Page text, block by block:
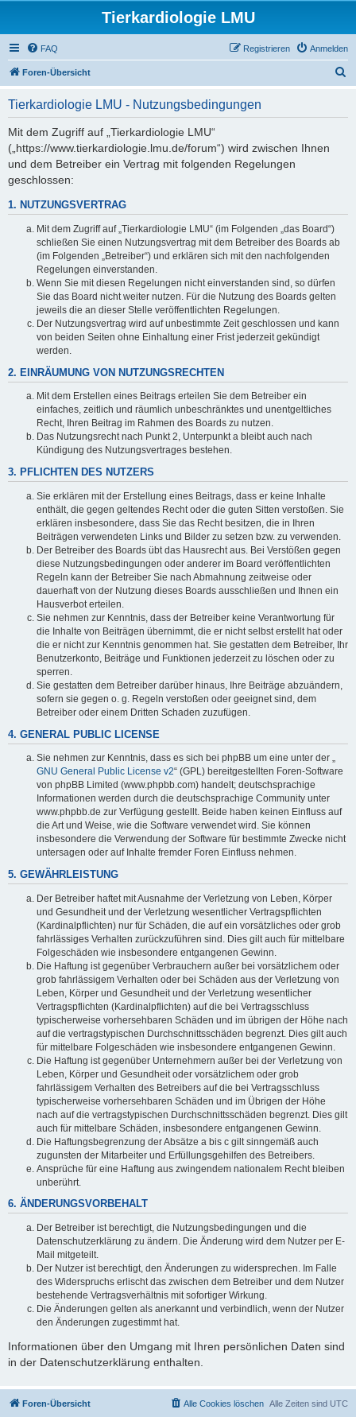
Tierkardiologie LMU
FAQ Anmelden
Registrieren
Foren-Übersicht
Tierkardiologie LMU - Nutzungsbedingungen
Mit dem Zugriff auf „Tierkardiologie LMU“
(„https://www.tierkardiologie.lmu.de/forum“) wird zwischen Ihnen
und dem Betreiber ein Vertrag mit folgenden Regelungen
geschlossen:
1. NUTZUNGSVERTRAG
Mit dem Zugriff auf „Tierkardiologie LMU“ (im Folgenden „das Board“)
schließen Sie einen Nutzungsvertrag mit dem Betreiber des Boards ab
(im Folgenden „Betreiber“) und erklären sich mit den nachfolgenden
Regelungen einverstanden.
Wenn Sie mit diesen Regelungen nicht einverstanden sind, so dürfen
Sie das Board nicht weiter nutzen. Für die Nutzung des Boards gelten
jeweils die an dieser Stelle veröffentlichten Regelungen.
Der Nutzungsvertrag wird auf unbestimmte Zeit geschlossen und kann
von beiden Seiten ohne Einhaltung einer Frist jederzeit gekündigt
werden.
2. EINRÄUMUNG VON NUTZUNGSRECHTEN
Mit dem Erstellen eines Beitrags erteilen Sie dem Betreiber ein
einfaches, zeitlich und räumlich unbeschränktes und unentgeltliches
Recht, Ihren Beitrag im Rahmen des Boards zu nutzen.
Das Nutzungsrecht nach Punkt 2, Unterpunkt a bleibt auch nach
Kündigung des Nutzungsvertrages bestehen.
3. PFLICHTEN DES NUTZERS
Sie erklären mit der Erstellung eines Beitrags, dass er keine Inhalte
enthält, die gegen geltendes Recht oder die guten Sitten verstoßen. Sie
erklären insbesondere, dass Sie das Recht besitzen, die in Ihren
Beiträgen verwendeten Links und Bilder zu setzen bzw. zu verwenden.
Der Betreiber des Boards übt das Hausrecht aus. Bei Verstößen gegen
diese Nutzungsbedingungen oder anderer im Board veröffentlichten
Regeln kann der Betreiber Sie nach Abmahnung zeitweise oder
dauerhaft von der Nutzung dieses Boards ausschließen und Ihnen ein
Hausverbot erteilen.
Sie nehmen zur Kenntnis, dass der Betreiber keine Verantwortung für
die Inhalte von Beiträgen übernimmt, die er nicht selbst erstellt hat oder
die er nicht zur Kenntnis genommen hat. Sie gestatten dem Betreiber, Ihr
Benutzerkonto, Beiträge und Funktionen jederzeit zu löschen oder zu
sperren.
Sie gestatten dem Betreiber darüber hinaus, Ihre Beiträge abzuändern,
sofern sie gegen o. g. Regeln verstoßen oder geeignet sind, dem
Betreiber oder einem Dritten Schaden zuzufügen.
4. GENERAL PUBLIC LICENSE
Sie nehmen zur Kenntnis, dass es sich bei phpBB um eine unter der „
GNU General Public License v2“ (GPL) bereitgestellten Foren-Software
von phpBB Limited (www.phpbb.com) handelt; deutschsprachige
Informationen werden durch die deutschsprachige Community unter
www.phpbb.de zur Verfügung gestellt. Beide haben keinen Einfluss auf
die Art und Weise, wie die Software verwendet wird. Sie können
insbesondere die Verwendung der Software für bestimmte Zwecke nicht
untersagen oder auf Inhalte fremder Foren Einfluss nehmen.
5. GEWÄHRLEISTUNG
Der Betreiber haftet mit Ausnahme der Verletzung von Leben, Körper
und Gesundheit und der Verletzung wesentlicher Vertragspflichten
(Kardinalpflichten) nur für Schäden, die auf ein vorsätzliches oder grob
fahrlässiges Verhalten zurückzuführen sind. Dies gilt auch für mittelbare
Folgeschäden wie insbesondere entgangenen Gewinn.
Die Haftung ist gegenüber Verbrauchern außer bei vorsätzlichem oder
grob fahrlässigem Verhalten oder bei Schäden aus der Verletzung von
Leben, Körper und Gesundheit und der Verletzung wesentlicher
Vertragspflichten (Kardinalpflichten) auf die bei Vertragsschluss
typischerweise vorhersehbaren Schäden und im übrigen der Höhe nach
auf die vertragstypischen Durchschnittsschäden begrenzt. Dies gilt auch
für mittelbare Folgeschäden wie insbesondere entgangenen Gewinn.
Die Haftung ist gegenüber Unternehmern außer bei der Verletzung von
Leben, Körper und Gesundheit oder vorsätzlichem oder grob
fahrlässigem Verhalten des Betreibers auf die bei Vertragsschluss
typischerweise vorhersehbaren Schäden und im Übrigen der Höhe
nach auf die vertragstypischen Durchschnittsschäden begrenzt. Dies gilt
auch für mittelbare Schäden, insbesondere entgangenen Gewinn.
Die Haftungsbegrenzung der Absätze a bis c gilt sinngemäß auch
zugunsten der Mitarbeiter und Erfüllungsgehilfen des Betreibers.
Ansprüche für eine Haftung aus zwingendem nationalem Recht bleiben
unberührt.
6. ÄNDERUNGSVORBEHALT
Der Betreiber ist berechtigt, die Nutzungsbedingungen und die
Datenschutzerklärung zu ändern. Die Änderung wird dem Nutzer per E-
Mail mitgeteilt.
Der Nutzer ist berechtigt, den Änderungen zu widersprechen. Im Falle
des Widerspruchs erlischt das zwischen dem Betreiber und dem Nutzer
bestehende Vertragsverhältnis mit sofortiger Wirkung.
Die Änderungen gelten als anerkannt und verbindlich, wenn der Nutzer
den Änderungen zugestimmt hat.
Informationen über den Umgang mit Ihren persönlichen Daten sind
in der Datenschutzerklärung enthalten.
Foren-Übersicht Alle Zeiten sind UTC
Alle Cookies löschen